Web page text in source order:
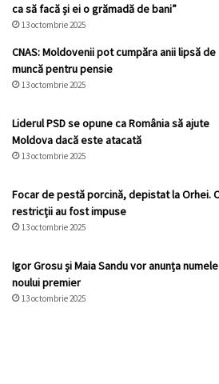
ca să facă și ei o grămadă de bani”
13 octombrie 2025
CNAS: Moldovenii pot cumpăra anii lipsă de
muncă pentru pensie
13 octombrie 2025
Liderul PSD se opune ca România să ajute
Moldova dacă este atacată
13 octombrie 2025
Focar de pestă porcină, depistat la Orhei.
restricții au fost impuse
13 octombrie 2025
Igor Grosu și Maia Sandu vor anunța numele
noului premier
13 octombrie 2025